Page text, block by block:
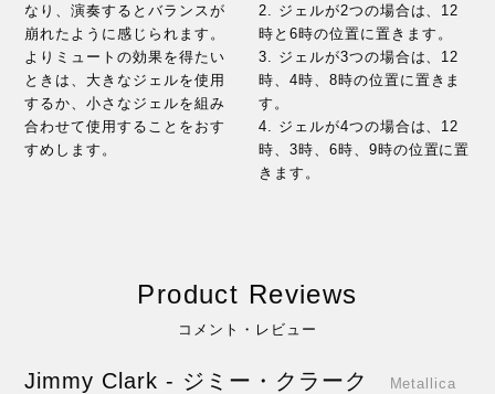
なり、演奏するとバランスが
崩れたように感じられます。
よりミュートの効果を得たい
ときは、大きなジェルを使用
するか、小さなジェルを組み
合わせて使用することをおす
すめします。
2. ジェルが2つの場合は、12
時と6時の位置に置きます。
3. ジェルが3つの場合は、12
時、4時、8時の位置に置きま
す。
4. ジェルが4つの場合は、12
時、3時、6時、9時の位置に置
きます。
Product Reviews
コメント・レビュー
Jimmy Clark - ジミー・クラーク Metallica